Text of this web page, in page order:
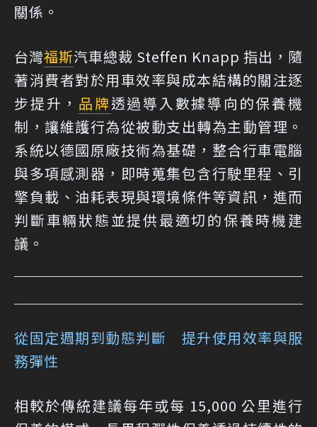
關係。
台灣福斯汽車總裁 Steffen Knapp 指出，隨
著消費者對於用車效率與成本結構的關注逐
步提升， 品牌透過導入數據導向的保養機
制，讓維護行為從被動支出轉為主動管理。
系統以德國原廠技術為基礎，整合行車電腦
與多項感測器，即時蒐集包含行駛里程、引
擎負載、油耗表現與環境條件等資訊，進而
判斷車輛狀態並提供最適切的保養時機建
議。
從固定週期到動態判斷 提升使用效率與服
務彈性
相較於傳統建議每年或每 15,000 公里進行